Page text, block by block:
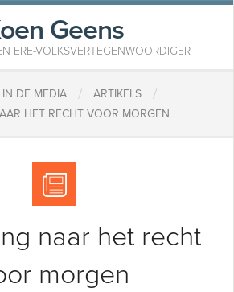
Geens
ERE-VOLKSVERTEGENWOORDIGER
IN DE MEDIA / ARTIKELS /
HET RECHT VOOR MORGEN
naar het recht
morgen